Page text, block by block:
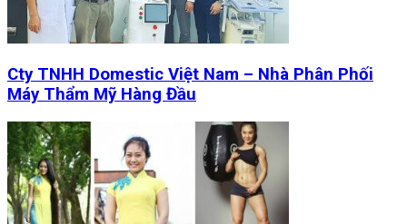
Cty TNHH Domestic Việt Nam – Nhà Phân Phối
Máy Thẩm Mỹ Hàng Đầu